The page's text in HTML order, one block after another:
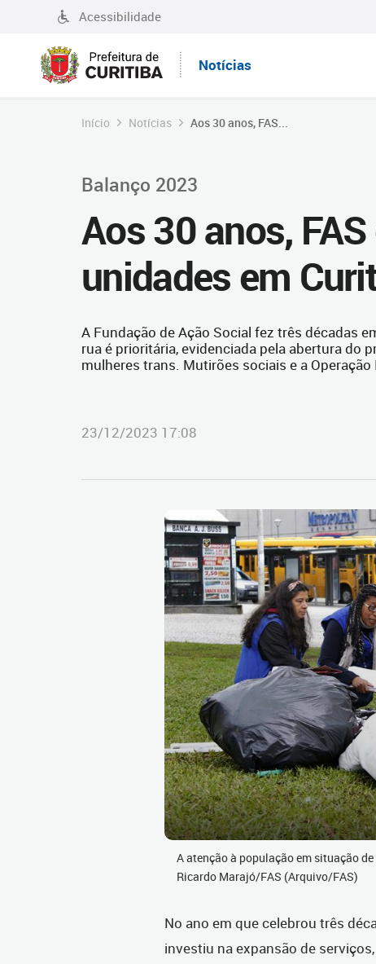
Acessibilidade
Notícias
Início Notícias Aos 30 anos, FAS...
Balanço 2023
Aos 30 anos,
unidades em
A Fundação de Ação Social fez três décadas
rua é prioritária, evidenciada pela abertura do
mulheres trans. Mutirões sociais e a
23/12/2023 17:08
A atenção à população em situação
Ricardo Marajó/FAS (Arquivo/FAS)
No ano em que celebrou três
investiu na expansão de